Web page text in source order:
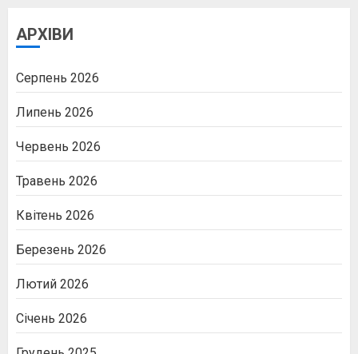
АРХІВИ
Серпень 2026
Липень 2026
Червень 2026
Травень 2026
Квітень 2026
Березень 2026
Лютий 2026
Січень 2026